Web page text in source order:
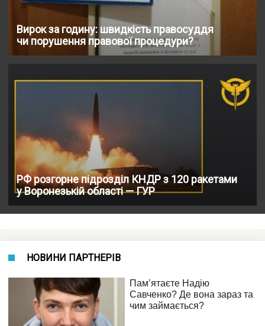
Вирок за годину: швидкість правосуддя
чи порушення правової процедури?
РФ розгорне підрозділ КНДР з 120 ракетами
у Воронезькій області — ГУР
НОВИНИ ПАРТНЕРІВ